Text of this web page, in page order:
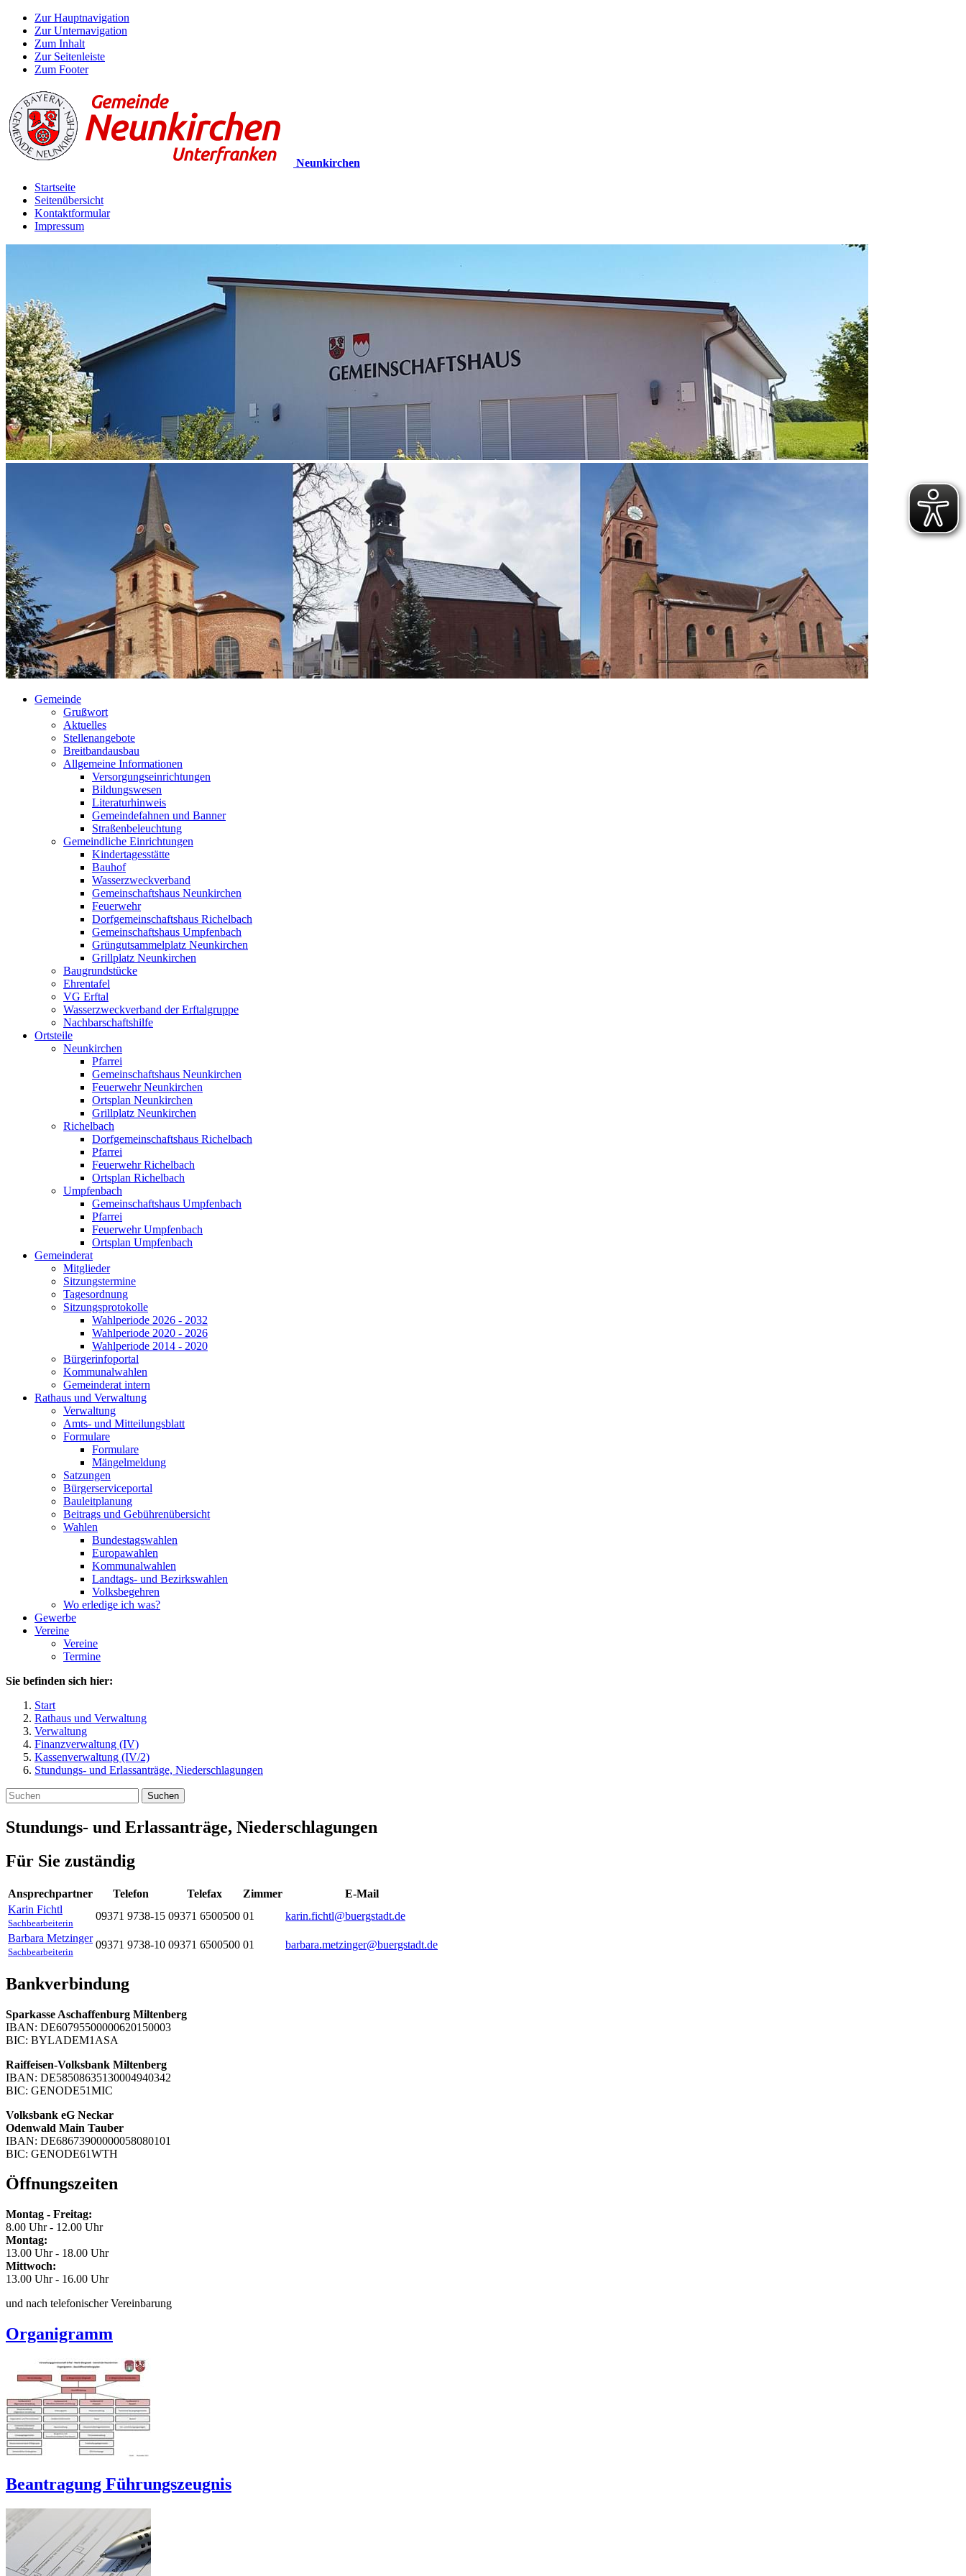
Zur Hauptnavigation
Zur Unternavigation
Zum Inhalt
Zur Seitenleiste
Zum Footer
Neunkirchen
Startseite
Seitenübersicht
Kontaktformular
Impressum
Gemeinde
Grußwort
Aktuelles
Stellenangebote
Breitbandausbau
Allgemeine Informationen
Versorgungseinrichtungen
Bildungswesen
Literaturhinweis
Gemeindefahnen und Banner
Straßenbeleuchtung
Gemeindliche Einrichtungen
Kindertagesstätte
Bauhof
Wasserzweckverband
Gemeinschaftshaus Neunkirchen
Feuerwehr
Dorfgemeinschaftshaus Richelbach
Gemeinschaftshaus Umpfenbach
Grüngutsammelplatz Neunkirchen
Grillplatz Neunkirchen
Baugrundstücke
Ehrentafel
VG Erftal
Wasserzweckverband der Erftalgruppe
Nachbarschaftshilfe
Ortsteile
Neunkirchen
Pfarrei
Gemeinschaftshaus Neunkirchen
Feuerwehr Neunkirchen
Ortsplan Neunkirchen
Grillplatz Neunkirchen
Richelbach
Dorfgemeinschaftshaus Richelbach
Pfarrei
Feuerwehr Richelbach
Ortsplan Richelbach
Umpfenbach
Gemeinschaftshaus Umpfenbach
Pfarrei
Feuerwehr Umpfenbach
Ortsplan Umpfenbach
Gemeinderat
Mitglieder
Sitzungstermine
Tagesordnung
Sitzungsprotokolle
Wahlperiode 2026 - 2032
Wahlperiode 2020 - 2026
Wahlperiode 2014 - 2020
Bürgerinfoportal
Kommunalwahlen
Gemeinderat intern
Rathaus und Verwaltung
Verwaltung
Amts- und Mitteilungsblatt
Formulare
Formulare
Mängelmeldung
Satzungen
Bürgerserviceportal
Bauleitplanung
Beitrags und Gebührenübersicht
Wahlen
Bundestagswahlen
Europawahlen
Kommunalwahlen
Landtags- und Bezirkswahlen
Volksbegehren
Wo erledige ich was?
Gewerbe
Vereine
Vereine
Termine
Sie befinden sich hier:
Start
Rathaus und Verwaltung
Verwaltung
Finanzverwaltung (IV)
Kassenverwaltung (IV/2)
Stundungs- und Erlassanträge, Niederschlagungen
Suchen
Stundungs- und Erlassanträge, Niederschlagungen
Für Sie zuständig
Ansprechpartner Telefon Telefax Zimmer
E-Mail
Karin Fichtl
Sachbearbeiterin
09371 9738-15 09371 6500500 01
karin.fichtl@buergstadt.de
Barbara Metzinger
Sachbearbeiterin
09371 9738-10 09371 6500500 01 barbara.metzinger@buergstadt.de
Bankverbindung
Sparkasse Aschaffenburg Miltenberg
IBAN: DE60795500000620150003
BIC: BYLADEM1ASA
Raiffeisen-Volksbank Miltenberg
IBAN: DE58508635130004940342
BIC: GENODE51MIC
Volksbank eG Neckar
Odenwald Main Tauber
IBAN: DE68673900000058080101
BIC: GENODE61WTH
Öffnungszeiten
Montag - Freitag:
8.00 Uhr - 12.00 Uhr
Montag:
13.00 Uhr - 18.00 Uhr
Mittwoch:
13.00 Uhr - 16.00 Uhr
und nach telefonischer Vereinbarung
Organigramm
Beantragung Führungszeugnis